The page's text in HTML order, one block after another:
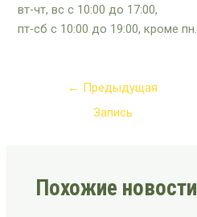
вт-чт, вс с 10:00 до 17:00,
пт-сб с 10:00 до 19:00, кроме пн.
← Предыдущая
Запись
Похожие новости